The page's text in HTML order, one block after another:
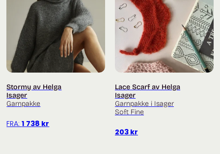
og inspirasjon
Du finner flere garnpakker fra Helga Isagerher
Alle garnpakker fra Isager finner duher.
Stormy av Helga
Isager
Garnpakke
FRA:1 738 kr
Lace Scarf av Helga
Isager
Garnpakke i Isager
Soft Fine
203 kr